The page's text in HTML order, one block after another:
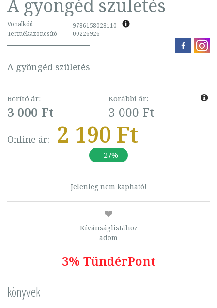
A gyöngéd születés
Vonalkód
9786158028110
Termékazonosító
00226926
A gyöngéd születés
Borító ár:
3 000 Ft
Korábbi ár:
3 000 Ft
Online ár: 2 190 Ft
- 27%
Jelenleg nem kapható!
Kívánságlistához
adom
3% TündérPont
könyvek